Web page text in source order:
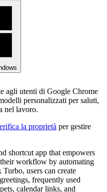
agli utenti di Google Chrome
personalizzati per saluti,
nel lavoro.
la proprietà per gestire
shortcut app that empowers
workflow by automating
users can create
frequently used
calendar links, and